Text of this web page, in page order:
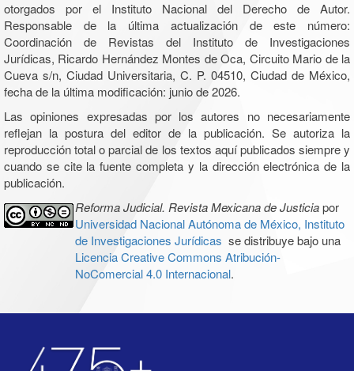
otorgados por el Instituto Nacional del Derecho de Autor.
Responsable de la última actualización de este número:
Coordinación de Revistas del Instituto de Investigaciones
Jurídicas, Ricardo Hernández Montes de Oca, Circuito Mario de la
Cueva s/n, Ciudad Universitaria, C. P. 04510, Ciudad de México,
fecha de la última modificación: junio de 2026.
Las opiniones expresadas por los autores no necesariamente
reflejan la postura del editor de la publicación. Se autoriza la
reproducción total o parcial de los textos aquí publicados siempre y
cuando se cite la fuente completa y la dirección electrónica de la
publicación.
Reforma Judicial. Revista Mexicana de Justiciapor
Universidad Nacional Autónoma de México, Instituto
de Investigaciones Jurídicas se distribuye bajo una
Licencia Creative Commons Atribución-
NoComercial 4.0 Internacional.